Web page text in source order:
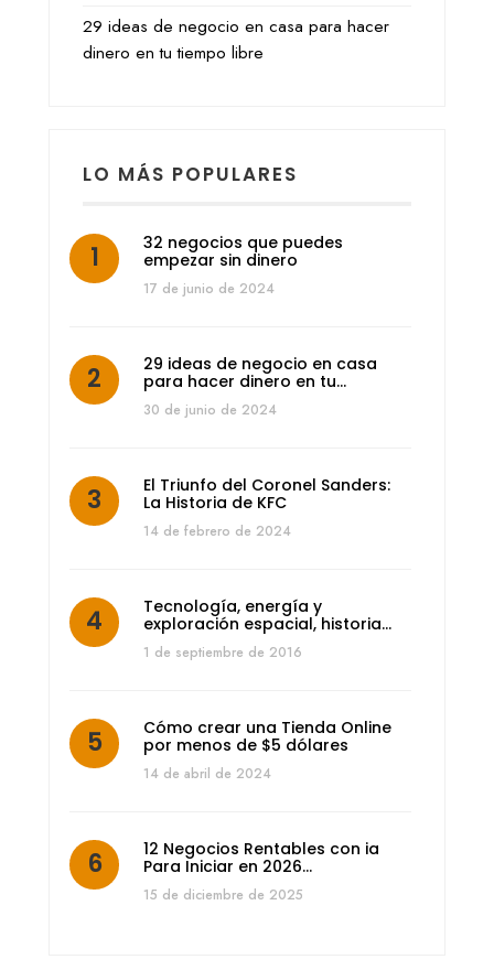
29 ideas de negocio en casa para hacer
dinero en tu tiempo libre
LO MÁS POPULARES
32 negocios que puedes
empezar sin dinero
17 de junio de 2024
29 ideas de negocio en casa
para hacer dinero en tu…
30 de junio de 2024
El Triunfo del Coronel Sanders:
La Historia de KFC
14 de febrero de 2024
Tecnología, energía y
exploración espacial, historia…
1 de septiembre de 2016
Cómo crear una Tienda Online
por menos de $5 dólares
14 de abril de 2024
12 Negocios Rentables con ia
Para Iniciar en 2026…
15 de diciembre de 2025